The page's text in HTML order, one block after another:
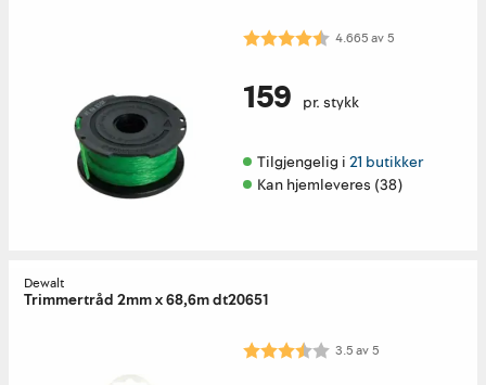
Karakter: 4.7 av 5 mulige
4.665av5
159 pr. stykk
Tilgjengelig i 21 butikker
Kan hjemleveres (38)
Dewalt
Trimmertråd 2mm x 68,6m dt20651
Karakter: 3.5 av 5 mulige
3.5av5